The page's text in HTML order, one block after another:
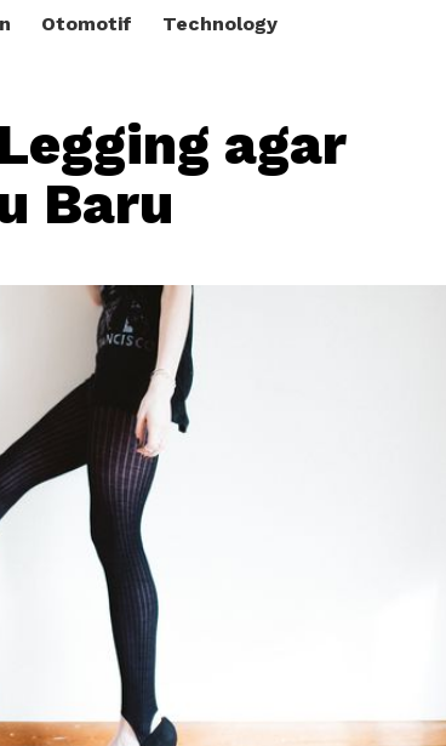
Otomotif Technology
agar
Baru